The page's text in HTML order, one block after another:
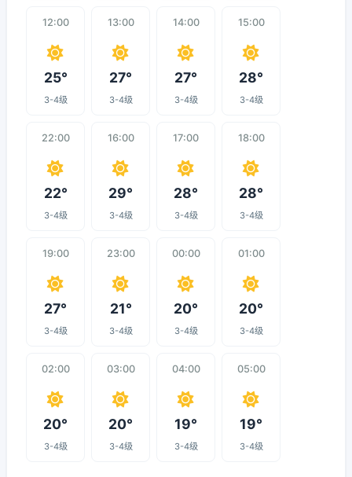
12:00
25°
3-4级
13:00
27°
3-4级
14:00
27°
3-4级
15:00
28°
3-4级
22:00
22°
3-4级
16:00
29°
3-4级
17:00
28°
3-4级
18:00
28°
3-4级
19:00
27°
3-4级
23:00
21°
3-4级
00:00
20°
3-4级
01:00
20°
3-4级
02:00
20°
3-4级
03:00
20°
3-4级
04:00
19°
3-4级
05:00
19°
3-4级